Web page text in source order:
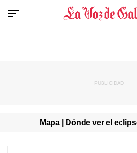
Mapa | Dónde ver el